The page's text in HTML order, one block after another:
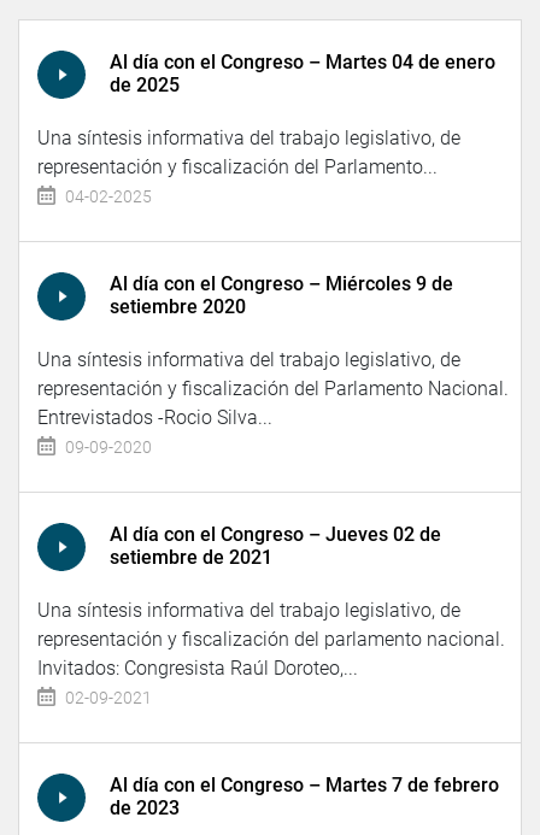
Al día con el Congreso – Martes 04 de enero
de 2025
Una síntesis informativa del trabajo legislativo, de
representación y fiscalización del Parlamento...
04-02-2025
Al día con el Congreso – Miércoles 9 de
setiembre 2020
Una síntesis informativa del trabajo legislativo, de
representación y fiscalización del Parlamento Nacional.
Entrevistados -Rocio Silva...
09-09-2020
Al día con el Congreso – Jueves 02 de
setiembre de 2021
Una síntesis informativa del trabajo legislativo, de
representación y fiscalización del parlamento nacional.
Invitados: Congresista Raúl Doroteo,...
02-09-2021
Al día con el Congreso – Martes 7 de febrero
de 2023